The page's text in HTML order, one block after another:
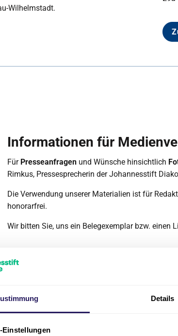
Details
Einstellungen
Wilhelmstadt.
Informationen für
Für Presseanfragen und Wünsche hinsichtlich
Rimkus, Pressesprecherin der Johannesstift
Die Verwendung unserer Materialien ist für
honorarfrei.
Wir bitten Sie, uns ein Belegexemplar bzw. einen